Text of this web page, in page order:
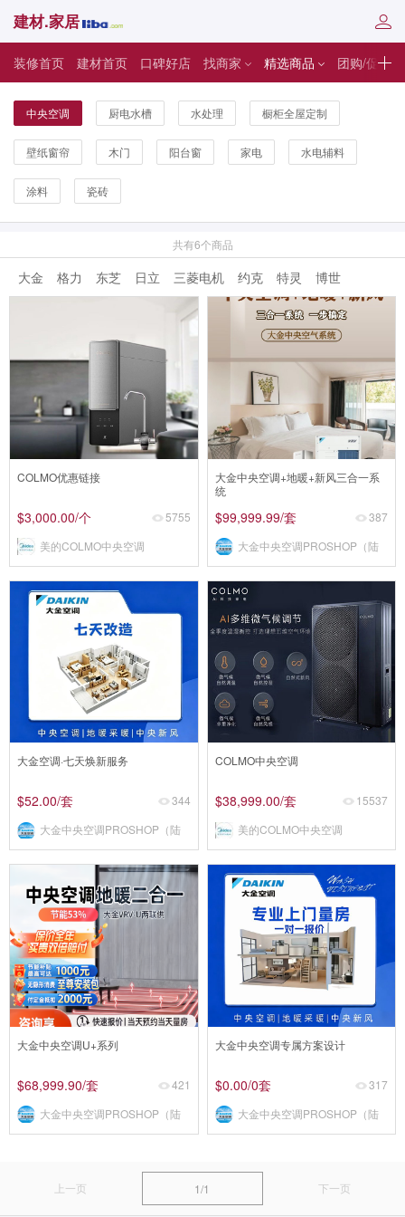
建材.家居
装修首页 建材首页 口碑好店 找商家 精选商品 团购/促销
中央空调 厨电水槽 水处理 橱柜全屋定制
壁纸窗帘 木门 阳台窗 家电 水电辅料
涂料 瓷砖
共有6个商品
大金 格力 东芝 日立 三菱电机 约克 特灵 博世
COLMO优惠链接
$3,000.00/个
5755
美的COLMO中央空调
大金中央空调+地暖+新风三合一系
统
$99,999.99/套
387
大金中央空调PROSHOP（陆
家嘴店）
大金空调·七天焕新服务
$52.00/套
344
大金中央空调PROSHOP（陆
家嘴店）
COLMO中央空调
$38,999.00/套
15537
美的COLMO中央空调
大金中央空调U+系列
$68,999.90/套
421
大金中央空调PROSHOP（陆
家嘴店）
大金中央空调专属方案设计
$0.00/0套
317
大金中央空调PROSHOP（陆
家嘴店）
上一页 1/1 下一页